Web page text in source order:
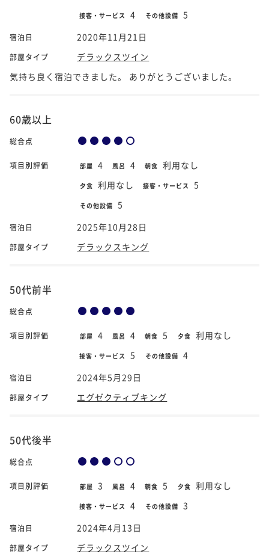
接客・サービス 4 その他設備 5
宿泊日 2020年11月21日
部屋タイプ
デラックスツイン
気持ち良く宿泊できました。 ありがとうございました。
60歳以上
総合点
項目別評価 部屋 4 風呂 4 朝食 利用なし
夕食 利用なし 接客・サービス 5
その他設備 5
宿泊日 2025年10月28日
部屋タイプ デラックスキング
50代前半
総合点
項目別評価 部屋 4 風呂 4 朝食 5 夕食 利用なし
接客・サービス 5 その他設備 4
宿泊日 2024年5月29日
部屋タイプ エグゼクティブキング
50代後半
総合点
項目別評価 部屋 3 風呂 4 朝食 5 夕食 利用なし
接客・サービス 4 その他設備 3
宿泊日 2024年4月13日
部屋タイプ デラックスツイン